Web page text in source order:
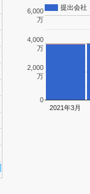
提出会社
2021年3月
0
2,000
万
4,000
万
6,000
万